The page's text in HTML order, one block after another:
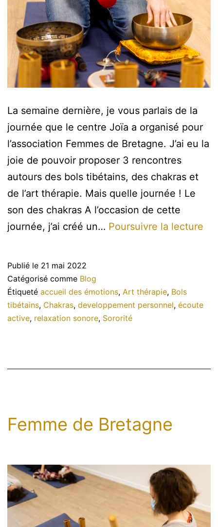
La semaine dernière, je vous parlais de la
journée que le centre Joïa a organisé pour
l’association Femmes de Bretagne. J’ai eu la
joie de pouvoir proposer 3 rencontres
autours des bols tibétains, des chakras et
de l’art thérapie. Mais quelle journée ! Le
son des chakras A l’occasion de cette
journée, j’ai créé un… Poursuivre la lecture
Publié le 21 mai 2022
Catégorisé comme Blog
Étiqueté accueil des émotions, Art thérapie, Bols
tibétains, Chakras, developpement personnel, écoute
active, relaxation sonore, Sororité
Femme de Bretagne